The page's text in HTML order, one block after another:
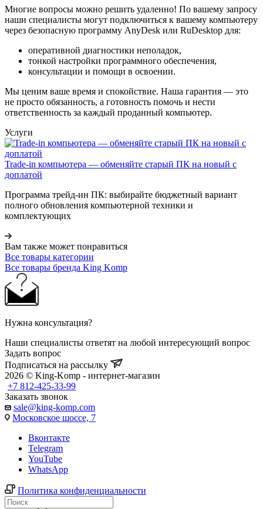
Многие вопросы можно решить удаленно! По вашему запросу
наши специалисты могут подключиться к вашему компьютеру
через безопасную программу AnyDesk или RuDesktop для:
оперативной диагностики неполадок,
тонкой настройки программного обеспечения,
консультации и помощи в освоении.
Мы ценим ваше время и спокойствие. Наша гарантия — это
не просто обязанность, а готовность помочь и нести
ответственность за каждый проданный компьютер.
Услуги
Trade-in компьютера — обменяйте старый ПК на новый с
доплатой
Программа трейд-ин ПК: выбирайте бюджетный вариант
полного обновления компьютерной техники и
комплектующих
Вам также может понравиться
Все товары категории
Все товары бренда King Komp
Нужна консультация?
Наши специалисты ответят на любой интересующий вопрос
Задать вопрос
Подписаться на рассылку
2026 © King-Komp - интернет-магазин
+7 812-425-33-99
Заказать звонок
sale@king-komp.com
Московское шоссе, 7
Вконтакте
Telegram
YouTube
WhatsApp
Политика конфиденциальности